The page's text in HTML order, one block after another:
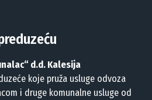
d.d. Kalesija
koje pruža usluge odvoza
i druge komunalne usluge od